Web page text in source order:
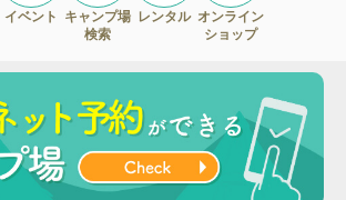
イベント
キャンプ場
検索
レンタル オンライン
ショップ